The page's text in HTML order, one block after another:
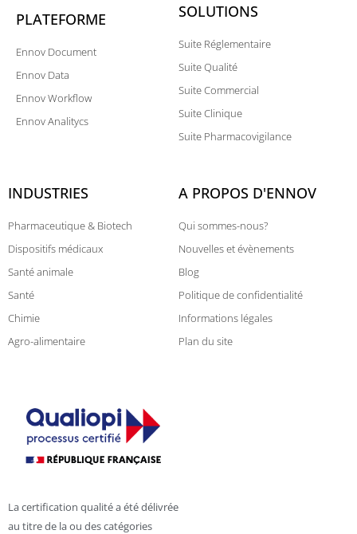
PLATEFORME
Ennov Document
Ennov Data
Ennov Workflow
Ennov Analitycs
SOLUTIONS
Suite Réglementaire
Suite Qualité
Suite Commercial
Suite Clinique
Suite Pharmacovigilance
INDUSTRIES
Pharmaceutique & Biotech
Dispositifs médicaux
Santé animale
Santé
Chimie
Agro-alimentaire
A PROPOS D'ENNOV
Qui sommes-nous?
Nouvelles et évènements
Blog
Politique de confidentialité
Informations légales
Plan du site
La certification qualité a été délivrée
au titre de la ou des catégories